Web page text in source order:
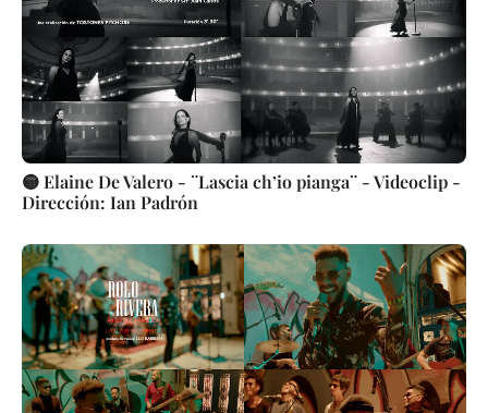
🟡 Elaine De Valero - ¨Lascia ch’io pianga¨ - Videoclip -
Dirección: Ian Padrón